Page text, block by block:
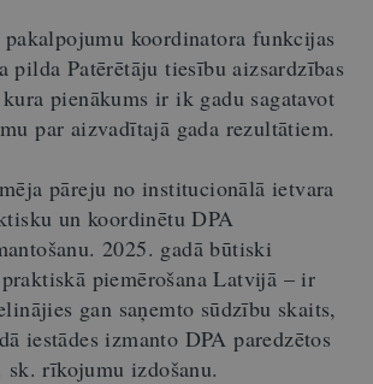
koordinatora funkcijas
pilda Patērētāju tiesību aizsardzības
pienākums ir ik gadu sagatavot
par aizvadītajā gada rezultātiem.
pāreju no institucionālā ietvara
un koordinētu DPA
2025. gadā būtiski
piemērošana Latvijā – ir
gan saņemto sūdzību skaits,
iestādes izmanto DPA paredzētos
rīkojumu izdošanu.